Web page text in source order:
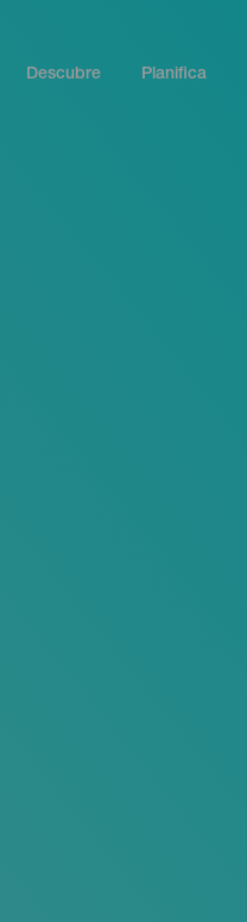
Descubre Planifica